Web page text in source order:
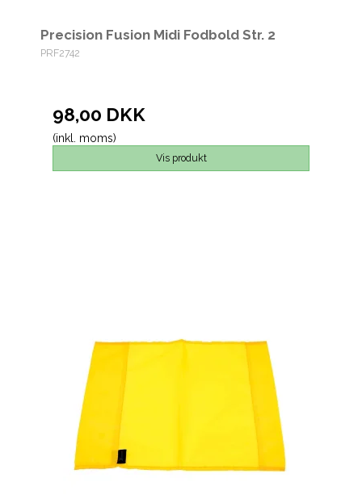
Precision Fusion Midi Fodbold Str. 2
PRF2742
98,00 DKK
(inkl. moms)
Vis produkt